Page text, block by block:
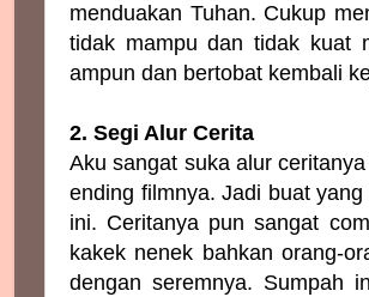
menduakan Tuhan. Cukup
tidak mampu dan tidak kuat
ampun dan bertobat kembali
2. Segi Alur Cerita
Aku sangat suka alur
ending filmnya. Jadi buat
ini. Ceritanya pun sangat
kakek nenek bahkan orang-
dengan seremnya. Sumpah